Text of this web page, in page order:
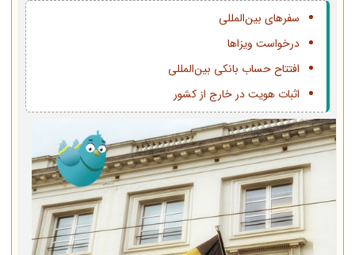
سفرهای بین‌المللی
درخواست ویزاها
افتتاح حساب بانکی بین‌المللی
اثبات هویت در خارج از کشور